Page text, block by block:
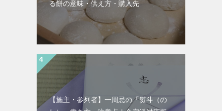
る餅の意味・供え方・購入先
【施主・参列者】一周忌の「熨斗（の